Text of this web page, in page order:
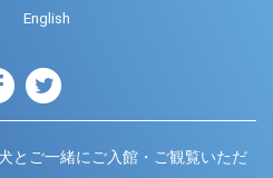
English
とご一緒にご入館・ご観覧いただ